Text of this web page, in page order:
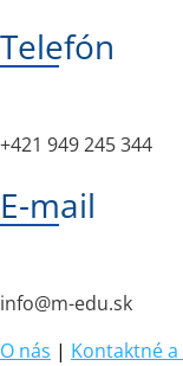
Telefón
+421 949 245 344
E-mail
info@m-edu.sk
O nás | Kontaktné